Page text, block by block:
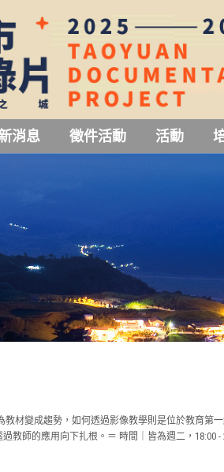
消息 徵件活動 活動
材變成趨勢，如何透過影像教學則是位於教育第
師的應用向下扎根。＝ 時間｜皆為週二，18:00 -